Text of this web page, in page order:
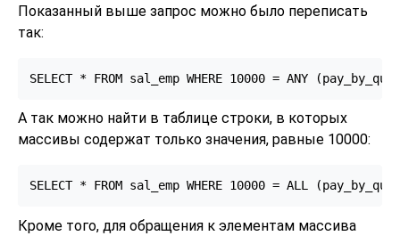
Показанный выше запрос можно было переписать
так:
SELECT * FROM sal_emp WHERE 10000 = ANY
А так можно найти в таблице строки, в которых
массивы содержат только значения, равные 10000:
SELECT * FROM sal_emp WHERE 10000 = ALL
Кроме того, для обращения к элементам массива